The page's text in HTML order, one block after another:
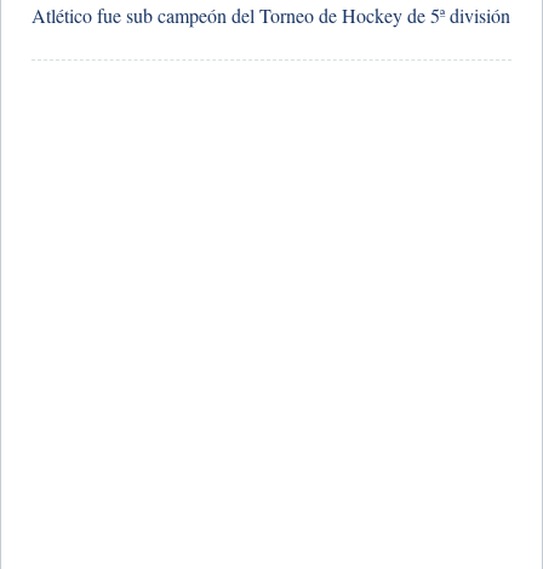
​Atlético fue sub campeón del Torneo de Hockey de 5ª división